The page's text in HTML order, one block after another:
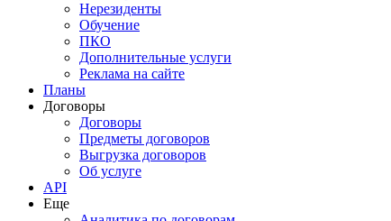
Нерезиденты
Обучение
ПКО
Дополнительные услуги
Реклама на сайте
Планы
Договоры
Договоры
Предметы договоров
Выгрузка договоров
Об услуге
API
Еще